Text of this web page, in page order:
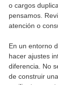
o cargos
pensamos.
atención o
En un entorno
hacer ajustes
diferencia. No
de construir